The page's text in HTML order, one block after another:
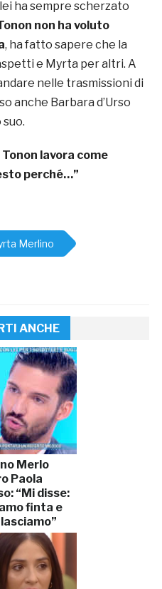
ha sempre scherzato
non ha voluto
, ha fatto sapere che la
e Myrta per altri. A
nelle trasmissioni di
anche Barbara d’Urso
lavora come
perché…”
Merlino
ANCHE
Merlo
Paola
“Mi disse:
finta e